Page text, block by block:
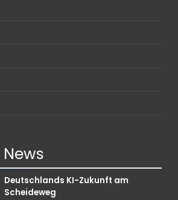
News
Deutschlands KI-Zukunft am
Scheideweg